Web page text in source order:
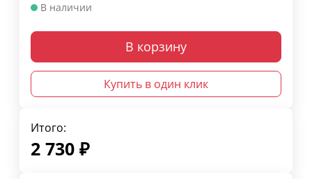
В наличии
В корзину
Купить в один клик
Итого:
2 730 ₽